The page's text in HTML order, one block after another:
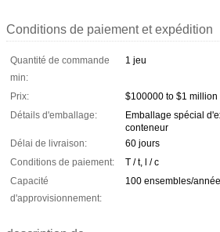
Conditions de paiement et expédition
Quantité de commande
min:
1 jeu
Prix:
$100000 to $1 million
Détails d'emballage:
Emballage spécial
conteneur
Délai de livraison:
60 jours
Conditions de paiement:
T / t, l / c
Capacité
d'approvisionnement:
100 ensembles/année